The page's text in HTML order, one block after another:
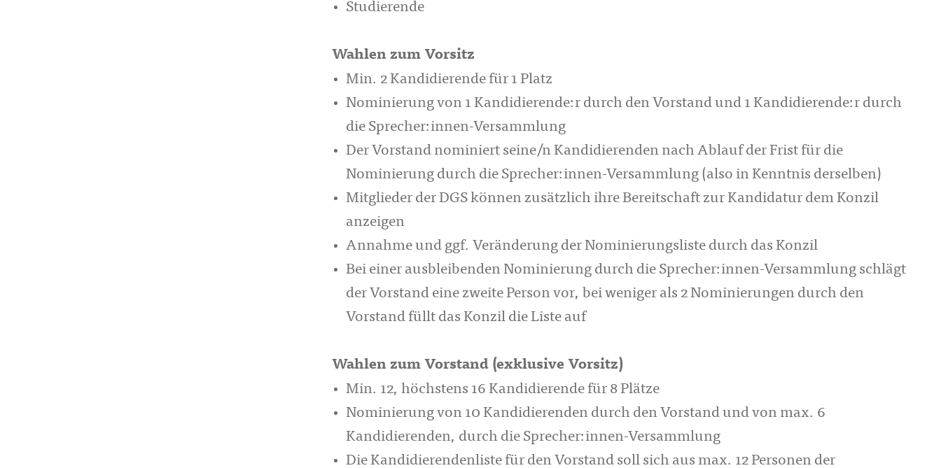
Studierende
Wahlen zum Vorsitz
Min. 2 Kandidierende für 1 Platz
Nominierung von 1 Kandidierende:r durch den Vorstand und 1 Kandidierende:r durch
die Sprecher:innen-Versammlung
Der Vorstand nominiert seine/n Kandidierenden nach Ablauf der Frist für die
Nominierung durch die Sprecher:innen-Versammlung (also in Kenntnis derselben)
Mitglieder der DGS können zusätzlich ihre Bereitschaft zur Kandidatur dem Konzil
anzeigen
Annahme und ggf. Veränderung der Nominierungsliste durch das Konzil
Bei einer ausbleibenden Nominierung durch die Sprecher:innen-Versammlung schlägt
der Vorstand eine zweite Person vor, bei weniger als 2 Nominierungen durch den
Vorstand füllt das Konzil die Liste auf
Wahlen zum Vorstand (exklusive Vorsitz)
Min. 12, höchstens 16 Kandidierende für 8 Plätze
Nominierung von 10 Kandidierenden durch den Vorstand und von max. 6
Kandidierenden, durch die Sprecher:innen-Versammlung
Die Kandidierendenliste für den Vorstand soll sich aus max. 12 Personen der